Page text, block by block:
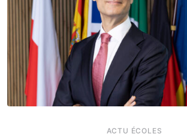
ACTU ÉCOLES